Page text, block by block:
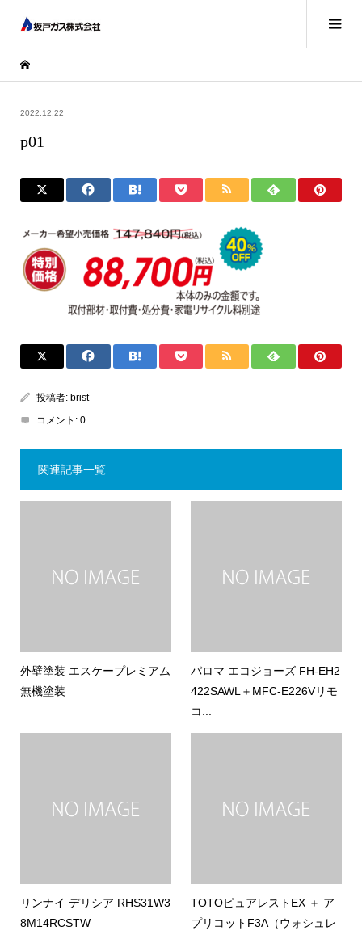
2022.12.22
p01
投稿者: brist
コメント: 0
関連記事一覧
外壁塗装 エスケープレミアム
無機塗装
パロマ エコジョーズ FH-EH2
422SAWL＋MFC-E226Vリモ
コ...
リンナイ デリシア RHS31W3
8M14RCSTW
TOTOピュアレストEX ＋ ア
プリコットF3A（ウォシュレ